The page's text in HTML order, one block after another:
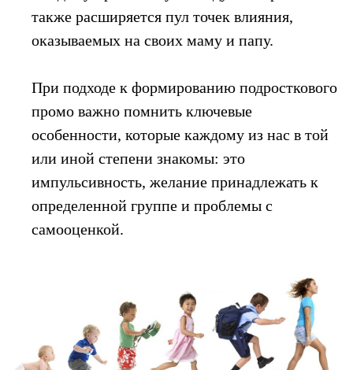
также расширяется пул точек влияния,
оказываемых на своих маму и папу.
При подходе к формированию подросткового
промо важно помнить ключевые
особенности, которые каждому из нас в той
или иной степени знакомы: это
импульсивность, желание принадлежать к
определенной группе и проблемы с
самооценкой.